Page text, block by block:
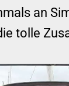
an
tolle